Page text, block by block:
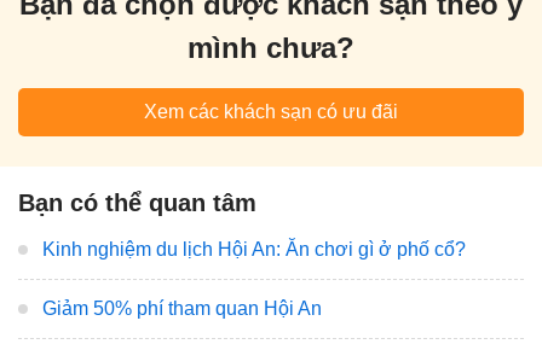
mình chưa?
Xem các khách sạn có ưu đãi
Bạn có thể quan tâm
Kinh nghiệm du lịch Hội An: Ăn chơi gì ở phố cổ?
Giảm 50% phí tham quan Hội An